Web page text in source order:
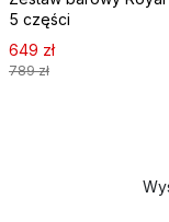
5 części
649 zł
789 zł